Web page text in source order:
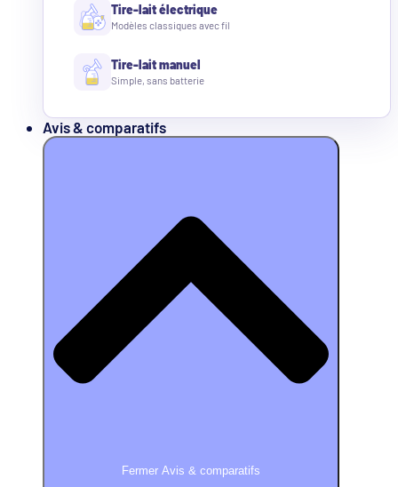
Tire-lait électrique
Modèles classiques avec fil
Tire-lait manuel
Simple, sans batterie
Avis & comparatifs
Fermer Avis & comparatifs